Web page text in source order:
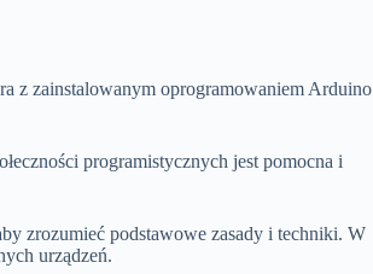
z zainstalowanym oprogramowaniem Arduino
programistycznych jest pomocna i
zrozumieć podstawowe zasady i techniki. W
urządzeń.